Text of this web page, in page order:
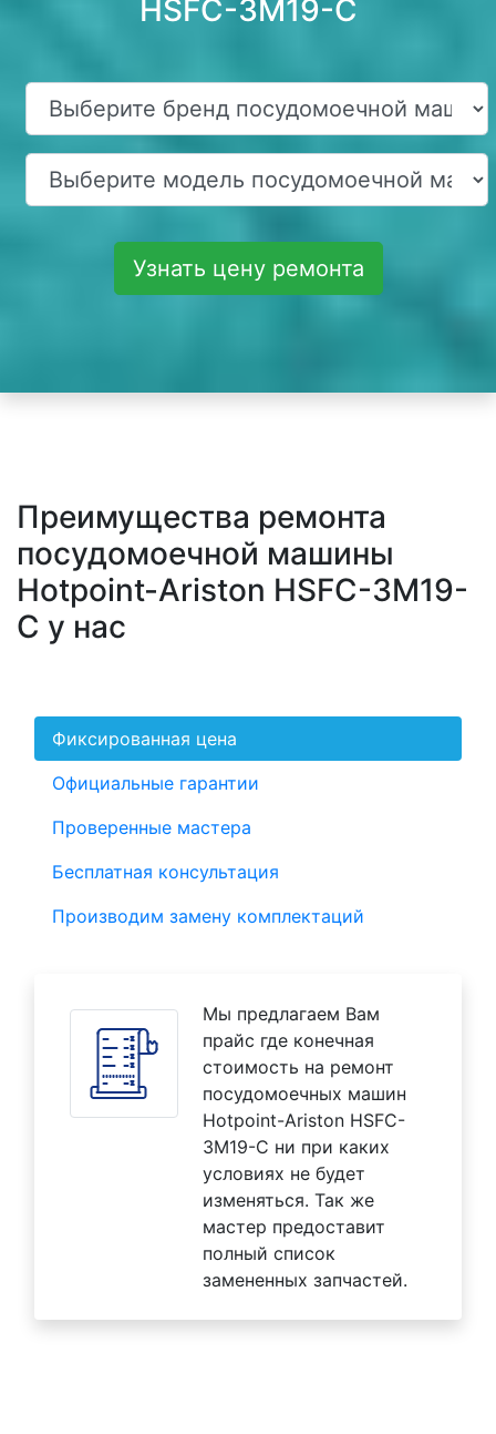
HSFC-3M19-C
Узнать цену ремонта
Преимущества ремонта
посудомоечной машины
Hotpoint-Ariston HSFC-3M19-
C у нас
Фиксированная цена
Официальные гарантии
Проверенные мастера
Бесплатная консультация
Производим замену комплектаций
Мы предлагаем Вам
прайс где конечная
стоимость на ремонт
посудомоечных машин
Hotpoint-Ariston HSFC-
3M19-C ни при каких
условиях не будет
изменяться. Так же
мастер предоставит
полный список
замененных запчастей.